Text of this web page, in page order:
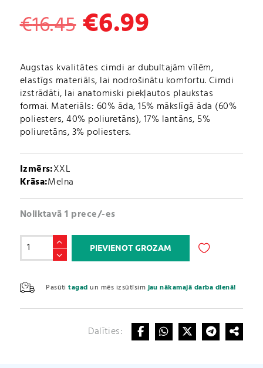
€16.45 Original
was:
€16.45.
€6.99
is:
€6.99.
Augstas kvalitātes cimdi ar dubultajām vīlēm,
elastīgs materiāls, lai nodrošinātu komfortu. Cimdi
izstrādāti, lai anatomiski piekļautos plaukstas
formai. Materiāls: 60% āda, 15% mākslīgā āda (60%
poliesters, 40% poliuretāns), 17% lantāns, 5%
poliuretāns, 3% poliesters.
Izmērs:XXL
Krāsa:Melna
Noliktavā 1 prece/-es
Fitnesa
Cimdi
Gym
Gloves
Art.
PIEVIENOT GROZAM
Pasūtitagad un mēs izsūtīsimjau nākamajā darba dienā!
e
r
n
Dalīties: